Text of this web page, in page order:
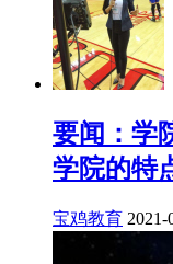
要闻：学
学院的特
宝鸡教育 2021-